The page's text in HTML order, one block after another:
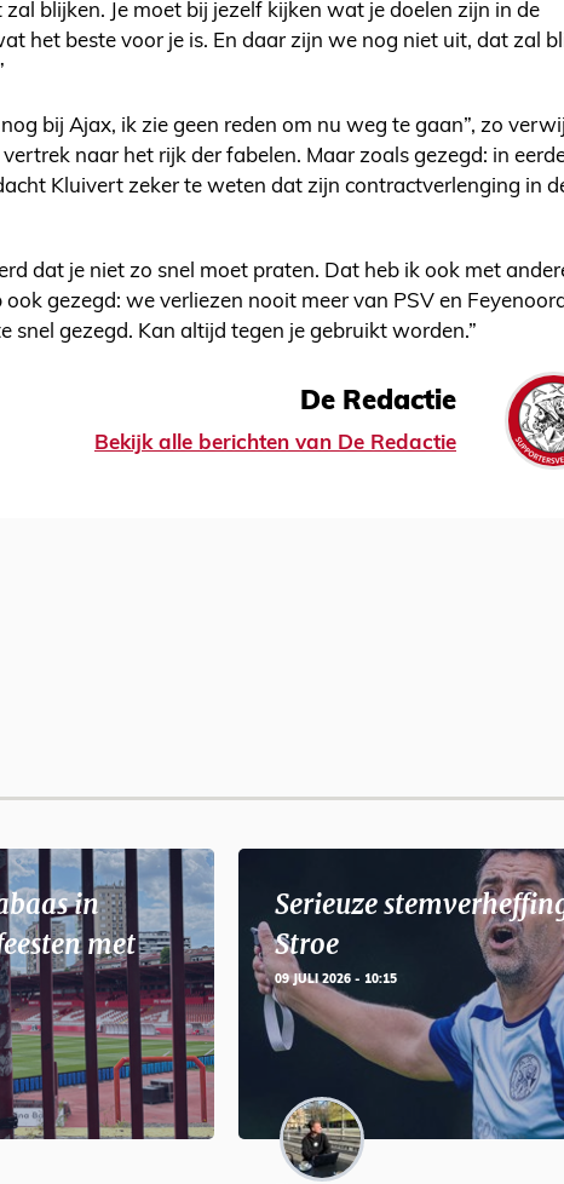
zal blijken. Je moet bij jezelf kijken wat je doelen zijn in de
het beste voor je is. En daar zijn we nog niet uit, dat zal
nog bij Ajax, ik zie geen reden om nu weg te gaan”, zo
naar het rijk der fabelen. Maar zoals gezegd: in
Kluivert zeker te weten dat zijn contractverlenging in
dat je niet zo snel moet praten. Dat heb ik ook met
ook gezegd: we verliezen nooit meer van PSV en
snel gezegd. Kan altijd tegen je gebruikt worden.”
De Redactie
Bekijk alle berichten van De Redactie
in
met
Serieuze
Stroe
09 JULI 2026 - 10:15